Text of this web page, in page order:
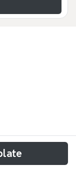
собой
сайта,